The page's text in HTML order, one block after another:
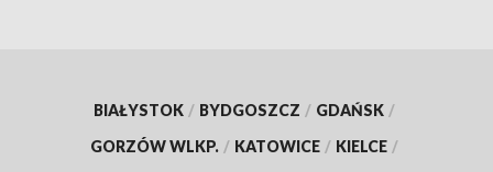
BIAŁYSTOK / BYDGOSZCZ / GDAŃSK /
GORZÓW WLKP. / KATOWICE / KIELCE /